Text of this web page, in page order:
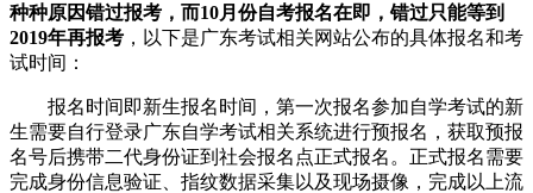
种种原因错过报考，而10月份自考报名在即，错过只能等到
2019年再报考 ，以下是广东考试相关网站公布的具体报名和考
试时间：
报名时间即新生报名时间，第一次报名参加自学考试的新
生需要自行登录广东自学考试相关系统进行预报名，获取预报
名号后携带二代身份证到社会报名点正式报名。正式报名需要
完成身份信息验证、指纹数据采集以及现场摄像，完成以上流